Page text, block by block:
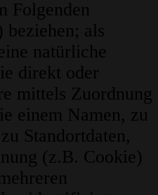
Folgenden
beziehen; als
natürliche
direkt oder
mittels Zuordnung
einem Namen, zu
Standortdaten,
(z.B. Cookie)